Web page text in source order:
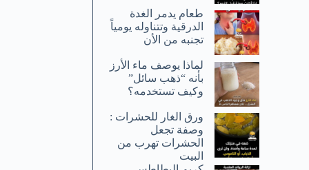
طعام يدمر الغدة
الدرقية وتتناوله يومياً
تجنبه من الأن
لماذا يوصف ماء الأرز
بأنه “ذهب سائل”
وكيف تستخدمه؟
ورق الغار للحشرات :
وصفة تجعل
الحشرات تهرب من
البيت